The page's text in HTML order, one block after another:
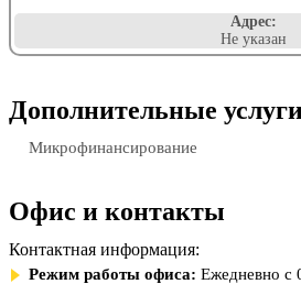
Адрес:
Не указан
Дополнительные
Микрофинансирование
Офис и контакты
Контактная информация:
Режим работы офиса: Ежедневно с